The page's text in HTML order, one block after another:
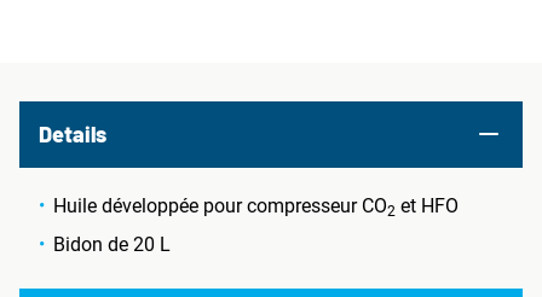
Details
Huile développée pour compresseur CO2 et HFO
Bidon de 20 L